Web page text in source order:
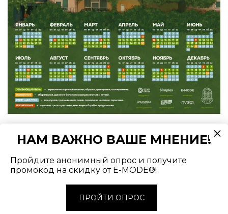
Лунный календарь сити-фермера на 2025
Верить или не верить вовлияние Луны на
рост растений— дело каждого. Ну а мы,
независимо от ваших взглядов, желаем вам
НАМ ВАЖНО ВАШЕ МНЕНИЕ!
Пройдите анонимный опрос и получите
промокод на скидку от E-MODE®!
ПРОЙТИ ОПРОС